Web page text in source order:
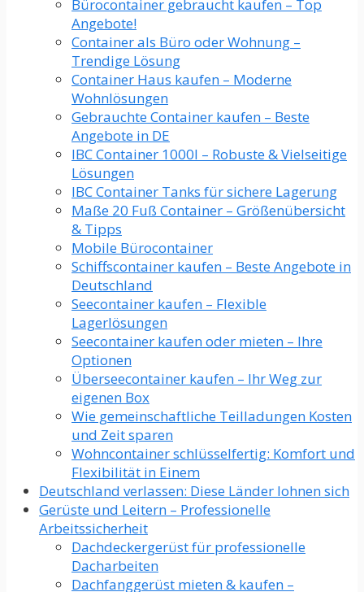
Bürocontainer gebraucht kaufen – Top
Angebote!
Container als Büro oder Wohnung –
Trendige Lösung
Container Haus kaufen – Moderne
Wohnlösungen
Gebrauchte Container kaufen – Beste
Angebote in DE
IBC Container 1000l – Robuste & Vielseitige
Lösungen
IBC Container Tanks für sichere Lagerung
Maße 20 Fuß Container – Größenübersicht
& Tipps
Mobile Bürocontainer
Schiffscontainer kaufen – Beste Angebote in
Deutschland
Seecontainer kaufen – Flexible
Lagerlösungen
Seecontainer kaufen oder mieten – Ihre
Optionen
Überseecontainer kaufen – Ihr Weg zur
eigenen Box
Wie gemeinschaftliche Teilladungen Kosten
und Zeit sparen
Wohncontainer schlüsselfertig: Komfort und
Flexibilität in Einem
Deutschland verlassen: Diese Länder lohnen sich
Gerüste und Leitern – Professionelle
Arbeitssicherheit
Dachdeckergerüst für professionelle
Dacharbeiten
Dachfanggerüst mieten & kaufen –